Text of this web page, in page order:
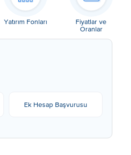
Yatırım Fonları
Fiyatlar ve
Oranlar
Ek Hesap Başvurusu